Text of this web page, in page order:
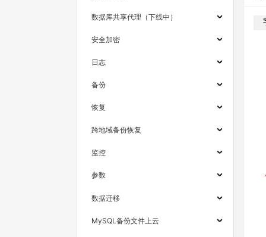
数据库共享代理（下线中）
安全加密
日志
备份
恢复
跨地域备份恢复
监控
参数
数据迁移
MySQL备份文件上云